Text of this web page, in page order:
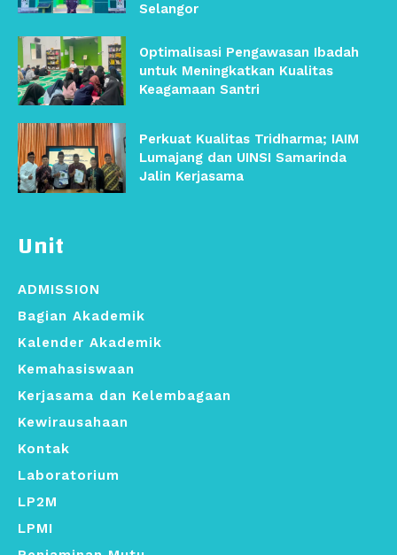
Unit
ADMISSION
Bagian Akademik
Kalender Akademik
Kemahasiswaan
Kerjasama dan Kelembagaan
Kewirausahaan
Kontak
Laboratorium
LP2M
LPMI
Selangor
Optimalisasi Pengawasan Ibadah
untuk Meningkatkan Kualitas
Keagamaan Santri
Perkuat Kualitas Tridharma; IAIM
Lumajang dan UINSI Samarinda
Jalin Kerjasama